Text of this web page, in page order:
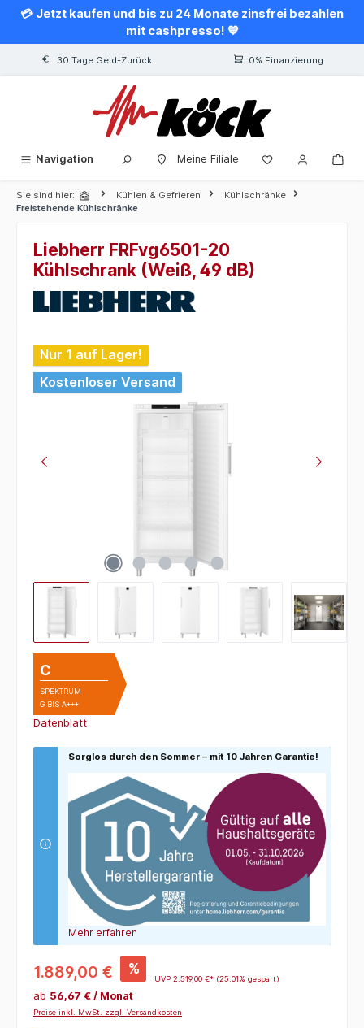
springen
💳 Jetzt kaufen und bis zu 24 Monate zinsfrei bezahlen
mit cashpresso! 💙
30 Tage Geld-Zurück 0% Finanzierung
Navigation Meine Filiale
Sie sind hier: Kühlen & Gefrieren
Kühlschränke
Freistehende Kühlschränke
Liebherr FRFvg6501-20
Kühlschrank (Weiß, 49 dB)
Bildergalerie überspringen
Nur 1 auf Lager!
Kostenloser Versand
C
SPEKTRUM
G BIS A+++
Datenblatt
Sorglos durch den Sommer – mit 10 Jahren Garantie!
Mehr erfahren
1.889,00 € %
UVP 2.519,00 €* (25.01% gespart)
ab 56,67 € / Monat
Preise inkl. MwSt. zzgl. Versandkosten